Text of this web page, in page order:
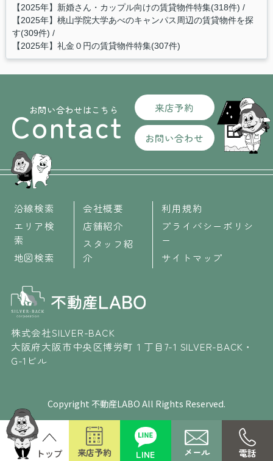
【2025年】新婚さん・カップル向けの賃貸物件特集(318件)
【2025年】桃山学院大学あべのキャンパス周辺の賃貸物件を探
す(309件)
【2025年】礼金０円の賃貸物件特集(307件)
お問い合わせはこちら
Contact 来店予約
お問い合わせ
沿線検索
エリア検
索
地図検索
会社概要
店舗紹介
スタッフ紹
介
利用規約
プライバシーポリシ
ー
サイトマップ
株式会社SILVER-BACK
大阪府大阪市中央区博労町１丁目7-1 SILVER-BACK・
G-1ビル
Copyright 不動産LABO All Rights Reserved.
来店予約 LINE メール 電話